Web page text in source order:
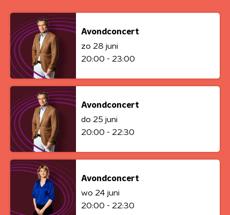
Avondconcert
zo 28 juni
20:00 - 23:00
Avondconcert
do 25 juni
20:00 - 22:30
Avondconcert
wo 24 juni
20:00 - 22:30